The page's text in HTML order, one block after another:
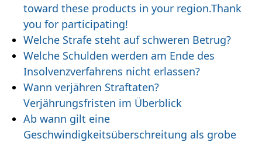
toward these products in your region.Thank
you for participating!
Welche Strafe steht auf schweren Betrug?
Welche Schulden werden am Ende des
Insolvenzverfahrens nicht erlassen?
Wann verjähren Straftaten?
Verjährungsfristen im Überblick
Ab wann gilt eine
Geschwindigkeitsüberschreitung als grobe